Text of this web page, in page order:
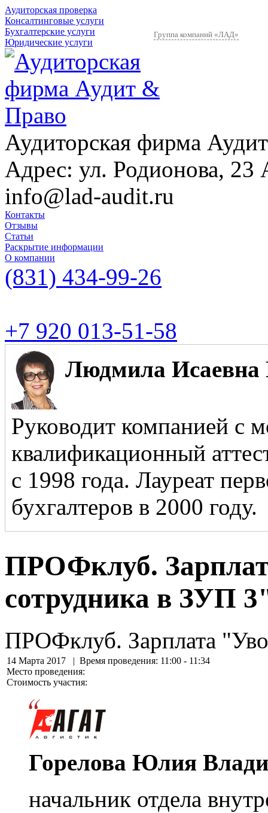
Аудиторская проверка
Консалтинговые услуги
Бухгалтерские услуги
Юридические услуги
Группа компаний «ЛАД»
Аудиторская фирма
Адрес: ул. Родионова, 23
info@lad-audit.ru
Контакты
Отзывы
Статьи
Раскрытие информации
О компании
(831) 434-99-26
+7 920 013-51-58
Людмила Исаевна
Руководит компанией с
квалификационный
с 1998 года. Лауреат
бухгалтеров в 2000 году.
ПРОФклуб.
сотрудника в ЗУП
ПРОФклуб. Зарплата
14 Марта 2017
| Время проведения: 11:00 - 11:34
Место проведения:
Стоимость участия:
Горелова Юлия
начальник отдела